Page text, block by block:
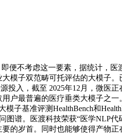
不考虑这一要素，据统计，医
模子双范畴可托评估的大模子
投入，截至 2025年12月，微
户最普遍的医疗垂类大模子之
子基准评测HealthBench和
图谱。医渡科技荣获“医学NLP
的岁首。同时也能够使得产物